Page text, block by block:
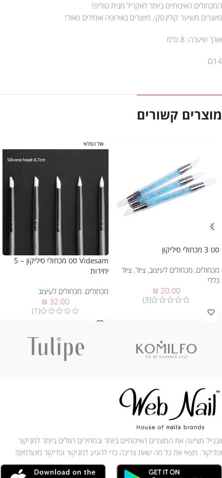
המכחולים האיכותיים ביותר לאקריל מבית טוליפ!
מיוצרים משיער קולינסקי, מיוצרים באירופה ואמידים מאוד!
אורך שיערה: 8 ס”מ
D14
מוצרים קשורים
סט 3 מכחולי סיליקון
מכחולים, מכחולים לעיצוב, ציוד, ציוד
כללי
₪ 20.00
(3)
אזל המלאי
Videsam סט מכחולי סיליקון – 5
יחידות
מכחולים, מכחולים לעיצוב
₪ 32.00
(1)
וובנייל מציעה את המוצרים האיכותיים ביותר ובמחירים הזולים ביותר למניקור
ופדיקור. מצאי את כל מה שאת צריכה כדי להגיע למניקור ופדיקור מושלמים!